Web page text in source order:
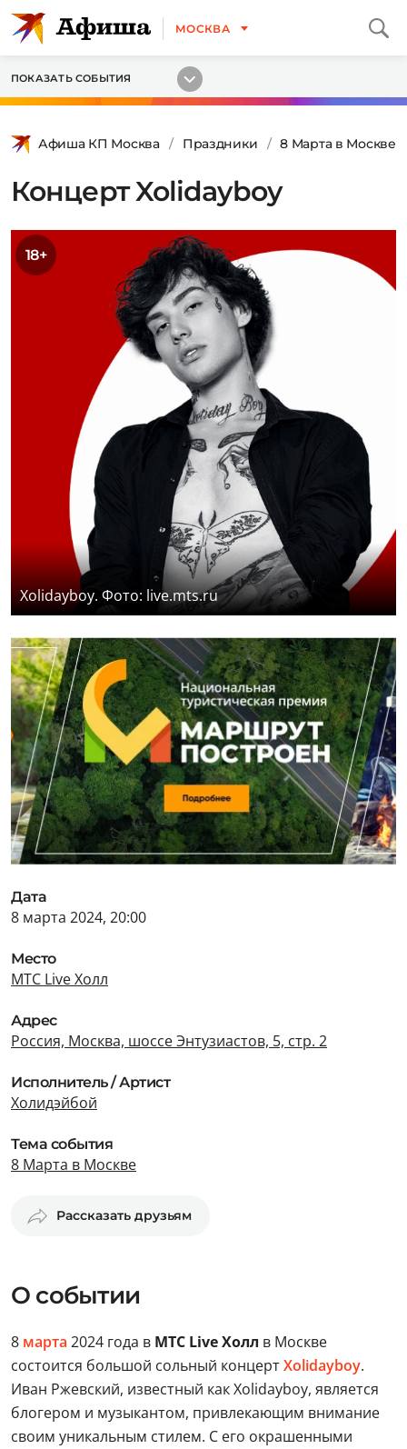
МОСКВА
ПОКАЗАТЬ СОБЫТИЯ
Афиша КП Москва Праздники 8 Марта в Москве
Концерт Xolidayboy
18+
Xolidayboy. Фото: live.mts.ru
Дата
8 марта 2024, 20:00
Место
МТС Live Холл
Адрес
Россия, Москва, шоссе Энтузиастов, 5, стр. 2
Исполнитель / Артист
Холидэйбой
Тема события
8 Марта в Москве
Рассказать друзьям
О событии
8 марта 2024 года в МТС Live Холл в Москве
состоится большой сольный концертXolidayboy.
Иван Ржевский, известный как Xolidayboy, является
блогером и музыкантом, привлекающим внимание
своим уникальным стилем. С его окрашенными